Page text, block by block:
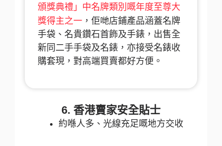
頒獎典禮」中名牌類別嘅年度至尊大
獎得主之一 ，佢哋店鋪產品涵蓋名牌
手袋、名貴鑽石首飾及手錶，出售全
新同二手手袋及名錶，亦接受名錶收
購套現，對高端買賣都好方便。
6. 香港賣家安全貼士
約喺人多、光線充足嘅地方交收